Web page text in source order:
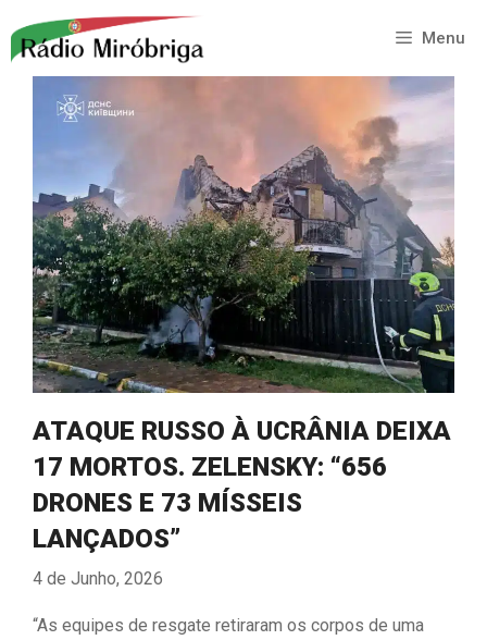
para
conteúdo
Menu
ATAQUE RUSSO À UCRÂNIA DEIXA
17 MORTOS. ZELENSKY: “656
DRONES E 73 MÍSSEIS
LANÇADOS”
4 de Junho, 2026
“As equipes de resgate retiraram os corpos de uma